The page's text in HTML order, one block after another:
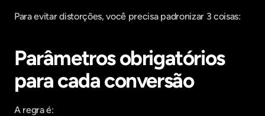
Para evitar distorções, você precisa padronizar 3 coisas:
Parâmetros obrigatórios
para cada conversão
A regra é: